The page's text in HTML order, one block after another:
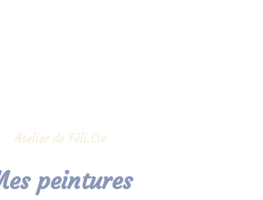
Atelier de Féli.Cie
peintures